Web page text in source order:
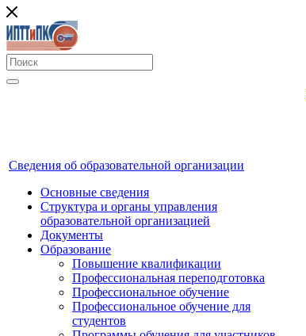
Сведения об образовательной организации
Основные сведения
Структура и органы управления
образовательной организацией
Документы
Образование
Повышение квалификации
Профессиональная переподготовка
Профессиональное обучение
Профессиональное обучение для
студентов